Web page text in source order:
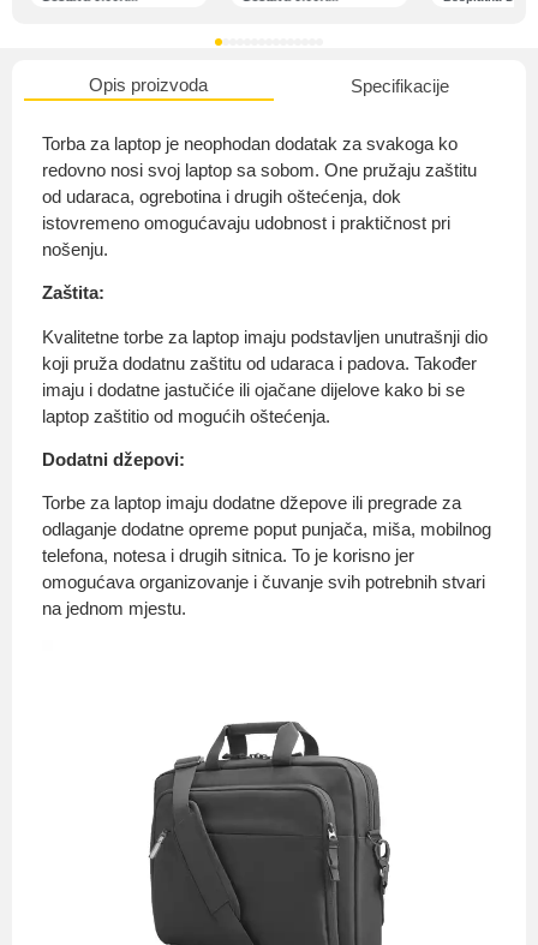
Opis proizvoda Specifikacije
Torba za laptop je neophodan dodatak za svakoga ko
redovno nosi svoj laptop sa sobom. One pružaju zaštitu
od udaraca, ogrebotina i drugih oštećenja, dok
istovremeno omogućavaju udobnost i praktičnost pri
nošenju.
Zaštita:
Kvalitetne torbe za laptop imaju podstavljen unutrašnji dio
koji pruža dodatnu zaštitu od udaraca i padova. Također
imaju i dodatne jastučiće ili ojačane dijelove kako bi se
laptop zaštitio od mogućih oštećenja.
Dodatni džepovi:
Torbe za laptop imaju dodatne džepove ili pregrade za
odlaganje dodatne opreme poput punjača, miša, mobilnog
telefona, notesa i drugih sitnica. To je korisno jer
omogućava organizovanje i čuvanje svih potrebnih stvari
na jednom mjestu.
O nama
Privatnost kupca
Uvjeti i odredbe